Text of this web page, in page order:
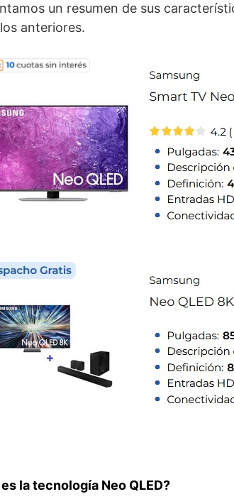
un resumen de sus
anteriores.
la tecnología Neo QLED?